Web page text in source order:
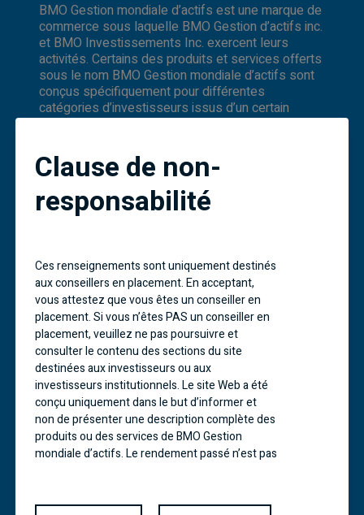
BMO Gestion mondiale d’actifs est une marque de
commerce sous laquelle BMO Gestion d’actifs inc.
et BMO Investissements Inc. exercent leurs
activités. Certains des produits et services offerts
sous le nom BMO Gestion mondiale d’actifs sont
conçus spécifiquement pour différentes
catégories d’investisseurs issus d’un certain
nombre de pays et de régions, et peuvent ne pas
produits et les services sont offerts seulement
aux investisseurs des pays et des régions où les
lois et règlements applicables l’autorisent. BMO
Groupe financier est une marque de service de la
Banque de Montréal (BMO).
Gestion d'actifs inc., une société de gestion de
fonds d'investissement et de gestion de
portefeuille et une entité juridique distincte de la
Banque de Montréal. Les placements dans des
fonds négociés en bourse peuvent comporter des
frais de courtage, des frais de gestion et d'autres
frais. Veuillez lire le prospectus avant d'investir.
Les fonds négociés en bourse ne sont pas
garantis, leur valeur fluctue fréquemment et leur
rendement passé n'est pas indicatif de leur
rendement futur.
de fonds d'investissement et une entité juridique
Clause de non-
responsabilité
Ces renseignements sont uniquement destinés
aux conseillers en placement. En acceptant,
vous attestez que vous êtes un conseiller en
placement. Si vous n’êtes PAS un conseiller en
placement, veuillez ne pas poursuivre et
consulter le contenu des sections du site
destinées aux investisseurs ou aux
investisseurs institutionnels. Le site Web a été
conçu uniquement dans le but d’informer et
non de présenter une description complète des
produits ou des services de BMO Gestion
mondiale d’actifs. Le rendement passé n’est pas
visent aucunement à donner des conseils de